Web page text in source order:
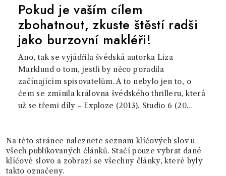
Pokud je vaším cílem
zbohatnout, zkuste štěstí radši
jako burzovní makléři!
Ano, tak se vyjádřila švédská autorka Liza
Marklund o tom, jestli by něco poradila
začínajícím spisovatelům. A to nebylo jen to, o
čem se zmínila královna švédského thrilleru, která
už se třemi díly - Exploze (2013), Studio 6 (20...
Na této stránce naleznete seznam klíčových slov u
všech publikovaných článků. Stačí pouze vybrat dané
klíčové slovo a zobrazí se všechny články, které byly
takto označeny.